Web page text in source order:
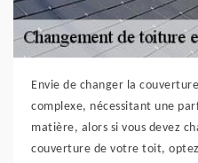
Envie de changer la
complexe, nécessitant une
matière, alors si vous devez
couverture de votre toit,